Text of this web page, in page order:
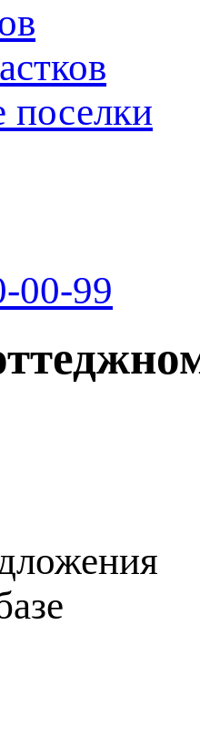
поселки
00-99